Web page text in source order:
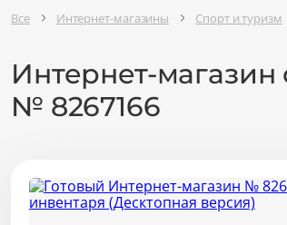
Все Интернет-магазины Спорт и туризм
Интернет-
№ 8267166